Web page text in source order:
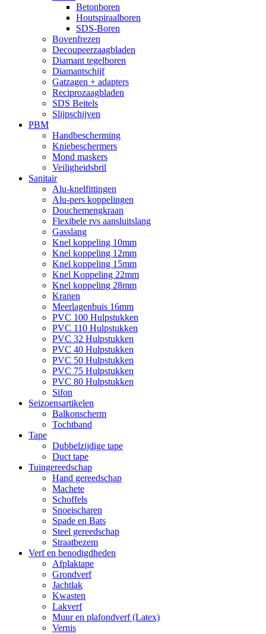
Betonboren
Houtspiraalboren
SDS-Boren
Bovenfrezen
Decoupeerzaagbladen
Diamant tegelboren
Diamantschijf
Gatzagen + adapters
Reciprozaagbladen
SDS Beitels
Slijpschijven
PBM
Handbescherming
Kniebeschermers
Mond maskers
Veiligheidsbril
Sanitair
Alu-knelfittingen
Alu-pers koppelingen
Douchemengkraan
Flexibele rvs aansluitslang
Gasslang
Knel koppeling 10mm
Knel koppeling 12mm
Knel koppeling 15mm
Knel Koppeling 22mm
Knel koppeling 28mm
Kranen
Meerlagenbuis 16mm
PVC 100 Hulpstukken
PVC 110 Hulpstukken
PVC 32 Hulpstukken
PVC 40 Hulpstukken
PVC 50 Hulpstukken
PVC 75 Hulpstukken
PVC 80 Hulpstukken
Sifon
Seizoensartikelen
Balkonscherm
Tochtband
Tape
Dubbelzijdige tape
Duct tape
Tuingereedschap
Hand gereedschap
Machete
Schoffels
Snoeischaren
Spade en Bats
Steel gereedschap
Straatbezem
Verf en benodigdheden
Afplaktape
Grondverf
Jachtlak
Kwasten
Lakverf
Muur en plafondverf (Latex)
Vernis